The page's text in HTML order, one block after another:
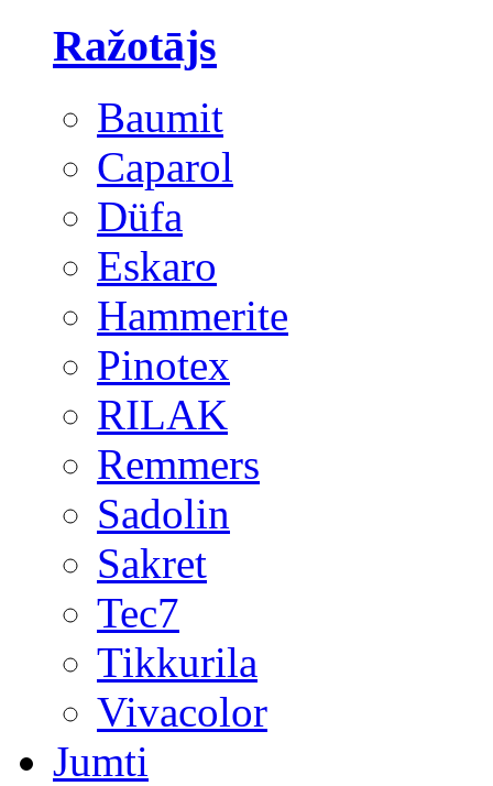
Ražotājs
Baumit
Caparol
Düfa
Eskaro
Hammerite
Pinotex
RILAK
Remmers
Sadolin
Sakret
Tec7
Tikkurila
Vivacolor
Jumti